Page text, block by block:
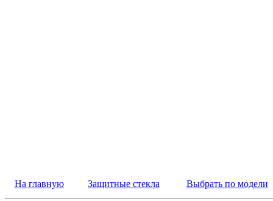
На главную Защитные стекла Выбрать по модели